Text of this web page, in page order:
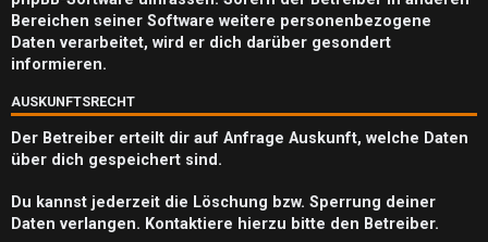
Bereichen seiner Software weitere personenbezogene
Daten verarbeitet, wird er dich darüber gesondert
informieren.
AUSKUNFTSRECHT
Der Betreiber erteilt dir auf Anfrage Auskunft, welche Daten
über dich gespeichert sind.
Du kannst jederzeit die Löschung bzw. Sperrung deiner
Daten verlangen. Kontaktiere hierzu bitte den Betreiber.